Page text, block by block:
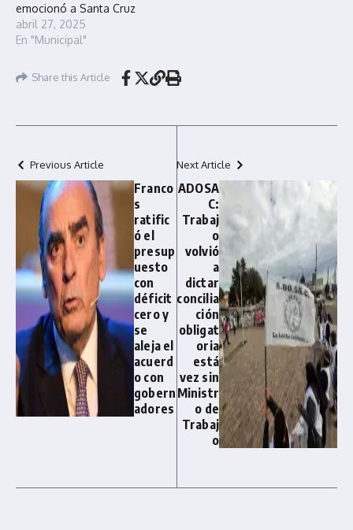
emocionó a Santa Cruz
abril 27, 2025
En "Municipal"
Share this Article
Previous Article
Franco
s
ratific
ó el
presup
uesto
con
déficit
cero y
se
aleja el
acuerd
o con
gobern
adores
Next Article
ADOSA
C:
Trabaj
o
volvió
a
dictar
concilia
ción
obligat
oria
está
vez sin
Ministr
o de
Trabaj
o